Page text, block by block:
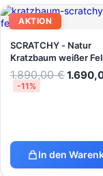
AKTION
SCRATCHY - Natur
Kratzbaum weißer
1.890,00€
-11%
In den